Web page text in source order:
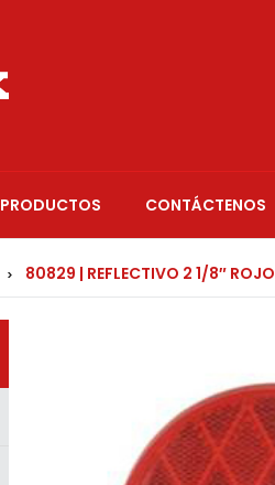
PRODUCTOS CONTÁCTENOS
> 80829 | REFLECTIVO 2 1/8″ ROJO